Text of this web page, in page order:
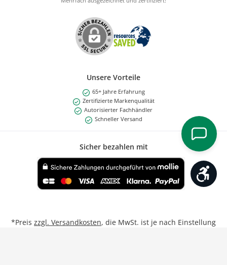
Unsere Vorteile
65+ Jahre Erfahrung
Zertifizierte Markenqualität
Autorisierter Fachhändler
Schneller Versand
Sicher bezahlen mit
*Preis zzgl. Versandkosten, die MwSt. ist je nach Einstellung